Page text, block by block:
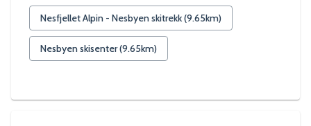
Nesfjellet Alpin - Nesbyen skitrekk(9.65km)
Nesbyen skisenter(9.65km)